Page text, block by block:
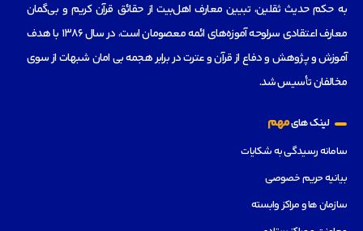
به حکم حدیث ثقلین، تبیین معارف اهل‌بیت از حقائق قرآن کریم و بی‌گمان
معارف اعتقادی سرلوحه آموزه‌های ائمه معصومان است، در سال 1386 با هدف
آموزش و پژوهش و دفاع از قرآن و عترت در برابر هجمه بی امان شبهات از سوی
مخالفان تأسیس شد.
لینک هایمهم
سامانه رسیدگی به شکایات
بیانیه حریم خصوصی
سازمان ها و مراکز وابسته